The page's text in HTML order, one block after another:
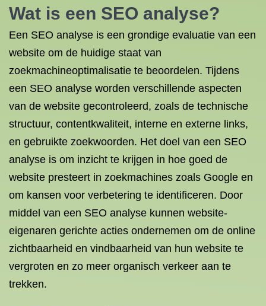
Wat is een SEO analyse?
Een SEO analyse is een grondige evaluatie van een
website om de huidige staat van
zoekmachineoptimalisatie te beoordelen. Tijdens
een SEO analyse worden verschillende aspecten
van de website gecontroleerd, zoals de technische
structuur, contentkwaliteit, interne en externe links,
en gebruikte zoekwoorden. Het doel van een SEO
analyse is om inzicht te krijgen in hoe goed de
website presteert in zoekmachines zoals Google en
om kansen voor verbetering te identificeren. Door
middel van een SEO analyse kunnen website-
eigenaren gerichte acties ondernemen om de online
zichtbaarheid en vindbaarheid van hun website te
vergroten en zo meer organisch verkeer aan te
trekken.